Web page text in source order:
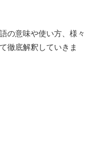
の意味や使い方、様々
徹底解釈していきま